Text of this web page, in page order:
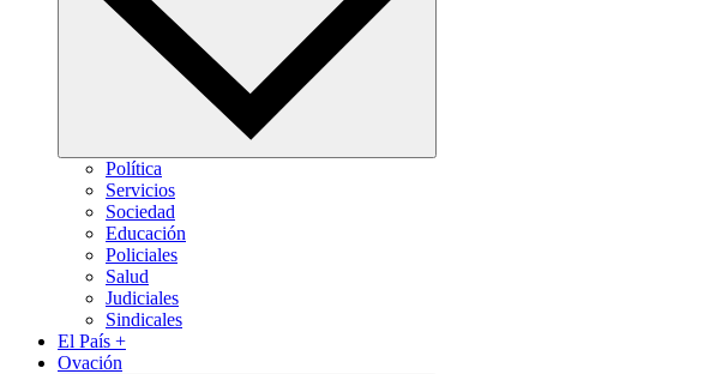
Política
Servicios
Sociedad
Educación
Policiales
Salud
Judiciales
Sindicales
El País +
Ovación